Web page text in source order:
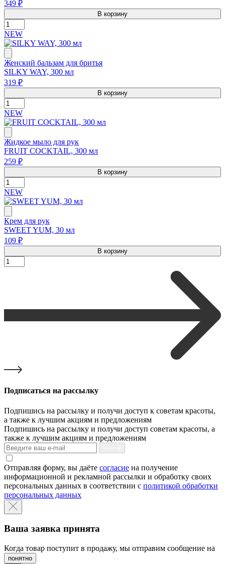
349 ₽
В корзину
NEW
Женский бальзам для бритья
SILKY WAY, 300 мл
319 ₽
В корзину
NEW
Жидкое мыло для рук
FRUIT COCKTAIL, 300 мл
259 ₽
В корзину
NEW
Крем для рук
SWEET YUM, 30 мл
109 ₽
В корзину
Подписаться на рассылку
Подпишись на рассылку и получи доступ к советам красоты,
а также к лучшим акциям и предложениям
Подпишись на рассылку и получи доступ советам красоты, а
также к лучшим акциям и предложениям
Отправляя форму, вы даёте согласие на получение
информационной и рекламной рассылки и обработку своих
персональных данных в соответствии с политикой обработки
персональных данных
Ваша заявка принята
Когда товар поступит в продажу, мы отправим сообщение на
понятно